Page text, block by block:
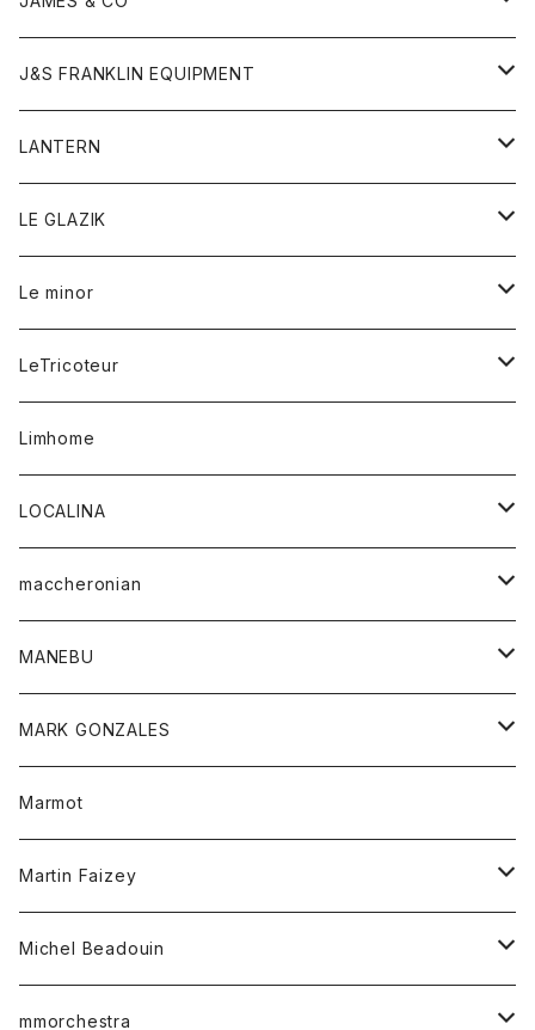
フリース
マフラー
リング
靴
バンダナ
カーディガン
ジャケット
タンクトップ
Tシャツ
ベスト
ポロシャツ
ロングスリーブTシャツ
ボトム
オーバーオール
ショートパンツ
レディース
アウター
カーディガン
セーター
チュニック
ストール
カットソー
シャツ
ボトム
オーバーオール
ショートパンツ
レディース
オーバーオール
シャツ
ワンピース
ワンピース
トレーナー
トップス
Gジャケット
スウェット
帽子
帽子
ボトム
J&S FRANKLIN EQUIPMENT
アウター
LANTERN
アウター
Tシャツ
LE GLAZIK
レディース
コート
シャツ
ワンピース
Tシャツ
Le minor
ボトム
スカート
パンツ
レディース
アウター
カットソー
トップス
シャツ
LeTricoteur
カーディガン
Limhome
LOCALINA
ロングスリーブテーシャツ
maccheronian
靴
MANEBU
靴
MARK GONZALES
トップス
Tシャツ
Marmot
Martin Faizey
ベルト
Michel Beadouin
トップス
mmorchestra